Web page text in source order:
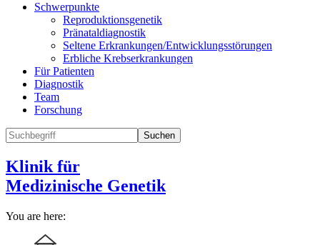
Schwerpunkte
Reproduktionsgenetik
Pränataldiagnostik
Seltene Erkrankungen/Entwicklungsstörungen
Erbliche Krebserkrankungen
Für Patienten
Diagnostik
Team
Forschung
Suchen
Klinik für
Medizinische Genetik
You are here: